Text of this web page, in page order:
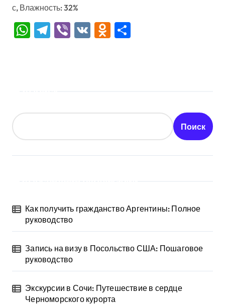
с, Влажность: 32%
WhatsApp
Telegram
Viber
VK Odnoklassniki
Поиск
Как получить гражданство Аргентины: Полное
руководство
Запись на визу в Посольство США: Пошаговое
руководство
Экскурсии в Сочи: Путешествие в сердце
Черноморского курорта